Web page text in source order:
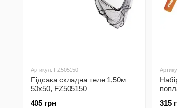
Артикул: FZ505150
Підсака складна теле 1,50м
50x50, FZ505150
405 грн
315